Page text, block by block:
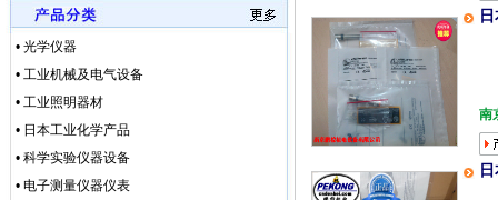
• [网站公告] 低价格东
• [网站公告] 低价格东
• [最新快讯]
• [网站公告]
一般纳
• [最新通知]
独家代
• [网站公告]
独家代
• [最新通知] 独家代理
• [最新快讯] 独家代理
• [网站公告]
大陆专
• 光学仪器
• 工业机械及电气设备
• 工业照明器材
• 日本工业化学产品
• 科学实验仪器设备
• 电子测量仪器仪表
南